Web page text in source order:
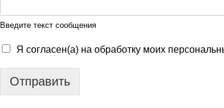
Введите текст сообщения
Я согласен(а) на обработку моих
Отправить